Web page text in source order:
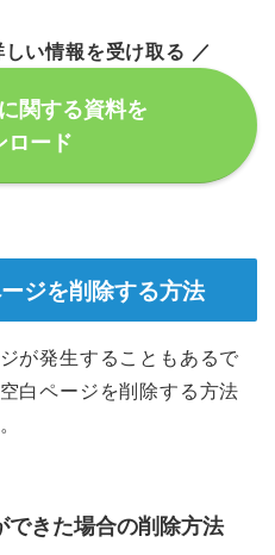
い情報を受け取る ／
関する資料を
ロード
ジを削除する方法
が発生することもあるで
白ページを削除する方法
できた場合の削除方法